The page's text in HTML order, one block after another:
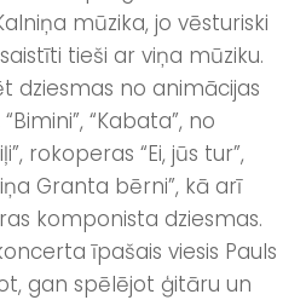
mūzika, jo vēsturiski
tieši ar viņa mūziku.
dziesmas no animācijas
“Kabata”, no
rokoperas “Ei, jūs tur”,
Granta bērni”, kā arī
komponista dziesmas.
īpašais viesis Pauls
gan spēlējot ģitāru un